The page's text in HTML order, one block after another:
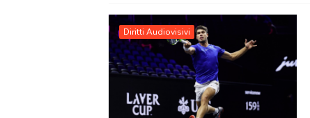
Diritti Audiovisivi